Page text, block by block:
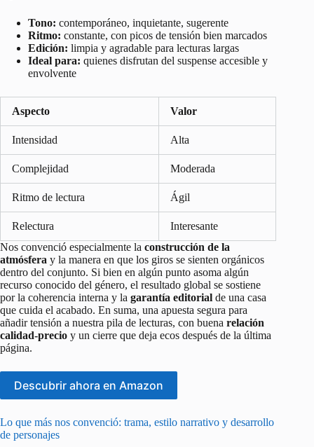
Tono: contemporáneo, inquietante, sugerente
Ritmo: constante, con picos de tensión bien marcados
Edición: limpia y agradable para lecturas largas
Ideal para: quienes disfrutan del suspense accesible y
envolvente
Aspecto Valor
Intensidad Alta
Complejidad Moderada
Ritmo de lectura Ágil
Relectura
Interesante
Nos convenció especialmente la construcción de la
atmósfera y la manera en que los giros se sienten orgánicos
dentro del conjunto. Si bien en algún punto asoma algún
recurso conocido del género, el resultado global se sostiene
por la coherencia interna y la garantía editorial de una casa
que cuida el acabado. En suma, una apuesta segura para
añadir tensión a nuestra pila de lecturas, con buena relación
calidad-precio y un cierre que deja ecos después de la última
página.
Descubrir ahora en Amazon
Lo que más nos convenció: trama, estilo narrativo y desarrollo
de personajes